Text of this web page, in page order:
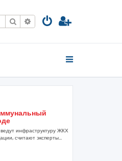
Поиск Расширенный поиск
инфраструктуру ЖКХ
считают эксперты...